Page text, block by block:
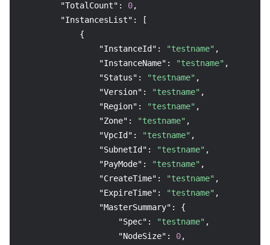
"TotalCount" : 0,
"InstancesList" :
[
{
"InstanceId" : "testname" ,
"InstanceName" : "testname" ,
"Status" : "testname" ,
"Version" : "testname" ,
"Region" : "testname" ,
"Zone" : "testname" ,
"VpcId" : "testname" ,
"SubnetId" : "testname" ,
"PayMode" : "testname" ,
"CreateTime" : "testname" ,
"ExpireTime" : "testname" ,
"MasterSummary" :
{
"Spec" : "testname" ,
"NodeSize" : 0,